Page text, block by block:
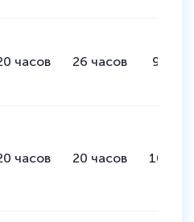
часов 26 часов 94
часов 20 часов 100